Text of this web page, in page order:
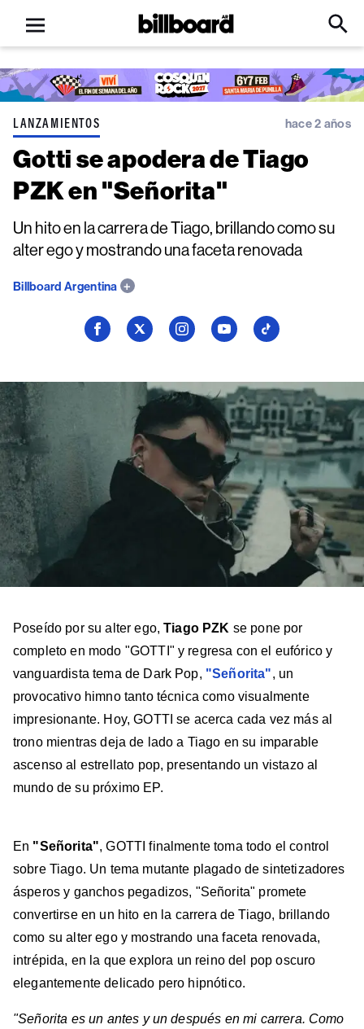
Open
menu
Billboard
Click
Input
LANZAMIENTOS hace 2 años
Gotti se apodera de Tiago
PZK en "Señorita"
Un hito en la carrera de Tiago, brillando como su
alter ego y mostrando una faceta renovada
Billboard Argentina
Seguí
en
Seguí
en
Seguí
en
Instagram
Seguí
en
YouTube
Seguí
en
TikTok
Poseído por su alter ego,Tiago PZK se pone por
completo en modo "GOTTI" y regresa con el eufórico y
vanguardista tema de Dark Pop, "Señorita", un
provocativo himno tanto técnica como visualmente
impresionante. Hoy, GOTTI se acerca cada vez más al
trono mientras deja de lado a Tiago en su imparable
ascenso al estrellato pop, presentando un vistazo al
mundo de su próximo EP.
En "Señorita", GOTTI finalmente toma todo el control
sobre Tiago. Un tema mutante plagado de sintetizadores
ásperos y ganchos pegadizos, "Señorita" promete
convertirse en un hito en la carrera de Tiago, brillando
como su alter ego y mostrando una faceta renovada,
intrépida, en la que explora un reino del pop oscuro
elegantemente delicado pero hipnótico.
"Señorita es un antes y un después en mi carrera. Como